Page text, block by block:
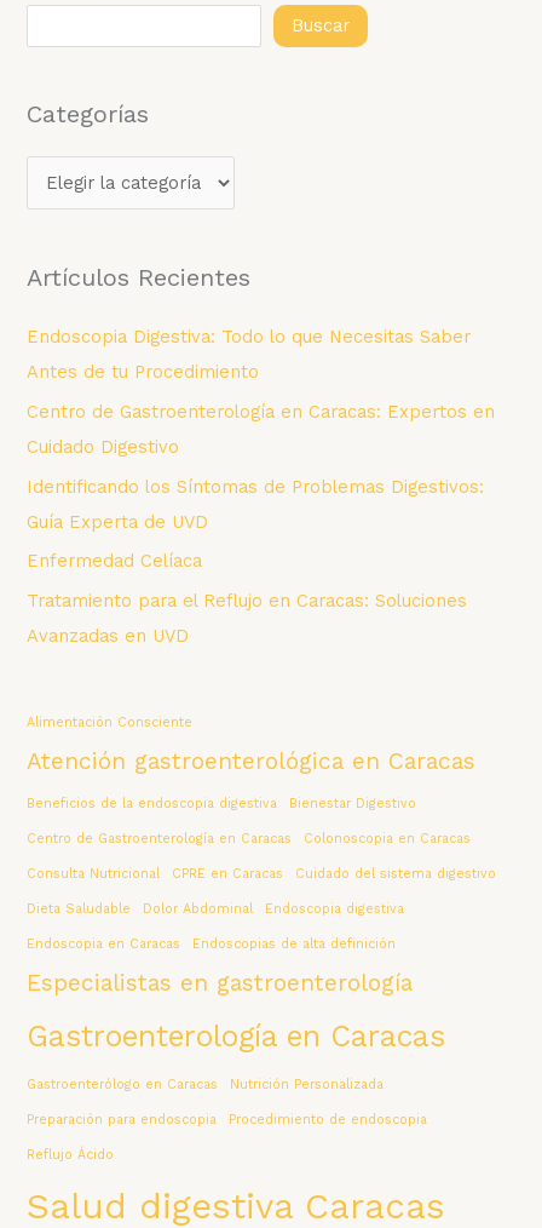
Buscar
Categorías
a
e
o
r
í
a
s
Artículos Recientes
Endoscopia Digestiva: Todo lo que Necesitas Saber
Antes de tu Procedimiento
Centro de Gastroenterología en Caracas: Expertos en
Cuidado Digestivo
Identificando los Síntomas de Problemas Digestivos:
Guía Experta de UVD
Enfermedad Celíaca
Tratamiento para el Reflujo en Caracas: Soluciones
Avanzadas en UVD
Alimentación Consciente
Atención gastroenterológica en Caracas
Beneficios de la endoscopia digestiva Bienestar Digestivo
Centro de Gastroenterología en Caracas Colonoscopia en Caracas
Consulta Nutricional CPRE en Caracas Cuidado del sistema digestivo
Dieta Saludable Dolor Abdominal Endoscopia digestiva
Endoscopia en Caracas Endoscopias de alta definición
Especialistas en gastroenterología
Gastroenterología en Caracas
Gastroenterólogo en Caracas Nutrición Personalizada
Preparación para endoscopia Procedimiento de endoscopia
Reflujo Ácido
Salud digestiva Caracas